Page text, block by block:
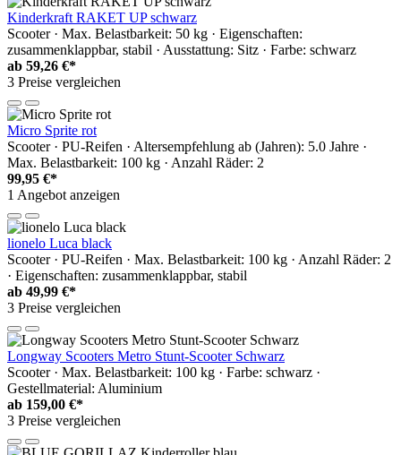
Kinderkraft RAKET UP schwarz
Scooter · Max. Belastbarkeit: 50 kg · Eigenschaften:
zusammenklappbar, stabil · Ausstattung: Sitz · Farbe: schwarz
ab 59,26 €*
3 Preise vergleichen
Micro Sprite rot
Scooter · PU-Reifen · Altersempfehlung ab (Jahren): 5.0 Jahre ·
Max. Belastbarkeit: 100 kg · Anzahl Räder: 2
99,95 €*
1 Angebot anzeigen
lionelo Luca black
Scooter · PU-Reifen · Max. Belastbarkeit: 100 kg · Anzahl Räder: 2
· Eigenschaften: zusammenklappbar, stabil
ab 49,99 €*
3 Preise vergleichen
Longway Scooters Metro Stunt-Scooter Schwarz
Scooter · Max. Belastbarkeit: 100 kg · Farbe: schwarz ·
Gestellmaterial: Aluminium
ab 159,00 €*
3 Preise vergleichen